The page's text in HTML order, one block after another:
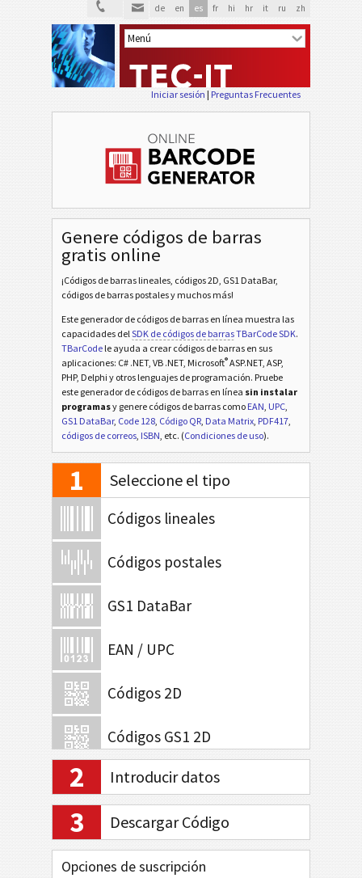
de en es fr hi hr it ru zh
Iniciar sesión | Preguntas Frecuentes
Genere códigos de barras
gratis online
¡Códigos de barras lineales, códigos 2D, GS1 DataBar,
códigos de barras postales y muchos más!
Este generador de códigos de barras en línea muestra las
capacidades delSDK de códigos de barrasTBarCode SDK.
TBarCode le ayuda a crear códigos de barras en sus
aplicaciones: C# .NET, VB .NET, Microsoft®ASP.NET, ASP,
PHP, Delphi y otros lenguajes de programación. Pruebe
este generador de códigos de barras en línea sin instalar
programasy genere códigos de barras como EAN, UPC,
GS1 DataBar, Code 128, Código QR, Data Matrix, PDF417,
códigos de correos, ISBN, etc. (Condiciones de uso).
1 Seleccione el tipo
Códigos lineales
Códigos postales
GS1 DataBar
EAN / UPC
Códigos 2D
Códigos GS1 2D
Banca electrónica / SEPA
Mobile Tagging
Códigos de sanidad
2 Introducir datos
3 Descargar Código
Opciones de suscripción